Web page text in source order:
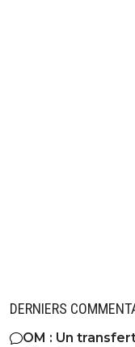
DERNIERS
OM : Un